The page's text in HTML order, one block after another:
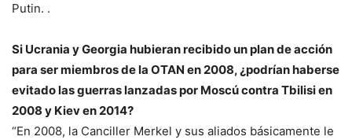
Putin. .
Si Ucrania y Georgia hubieran recibido un plan de acción
para ser miembros de la OTAN en 2008, ¿podrían haberse
evitado las guerras lanzadas por Moscú contra Tbilisi en
2008 y Kiev en 2014?
“En 2008, la Canciller Merkel y sus aliados básicamente le